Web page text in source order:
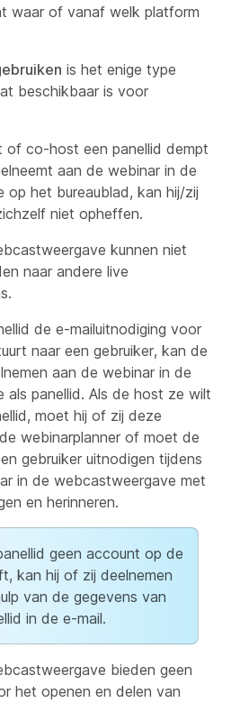
waar of vanaf welk platform
is het enige type
beschikbaar is voor
of co-host een panellid dempt
aan de webinar in de
op het bureaublad, kan hij/zij
niet opheffen.
kunnen niet
naar andere live
de e-mailuitnodiging voor
naar een gebruiker, kan de
aan de webinar in de
als panellid. Als de host ze wilt
moet hij of zij deze
webinarplanner of moet de
gebruiker uitnodigen tijdens
in de webcastweergave met
en herinneren.
geen account op de
kan hij of zij deelnemen
van de gegevens van
in de e-mail.
bieden geen
het openen en delen van